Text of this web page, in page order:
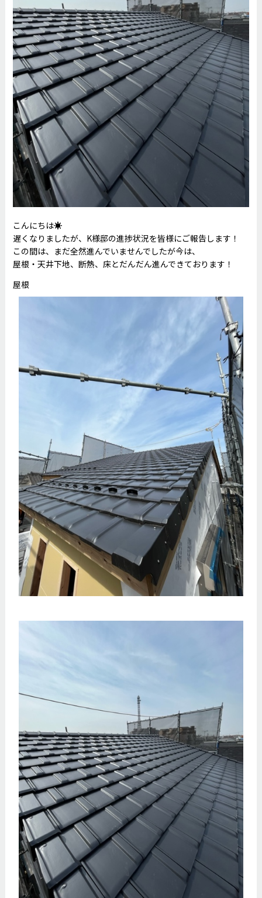
こんにちは☀
遅くなりましたが、K様邸の進捗状況を皆様にご報告します！
この間は、まだ全然進んでいませんでしたが今は、
屋根・天井下地、断熱、床とだんだん進んできております！
屋根